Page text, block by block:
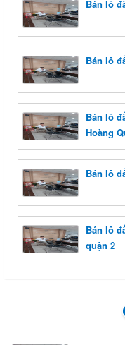
Bán lô
Bán lô
Bán lô
Hoàng
Bán lô
Bán lô
quận 2